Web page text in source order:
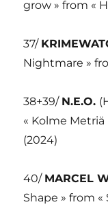
grow » from «
37/
Nightmare »
38+39/ N.E.O.
« Kolme Metriä
(2024)
40/ MARCEL
Shape » from